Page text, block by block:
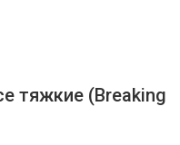
тяжкие (Breaking